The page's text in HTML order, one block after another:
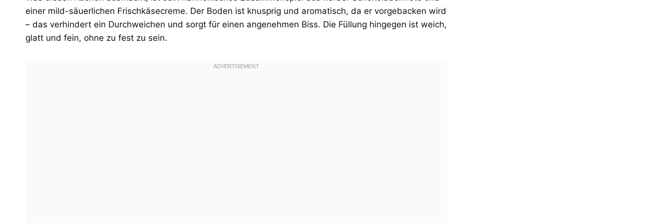
einer mild-säuerlichen Frischkäsecreme. Der Boden ist knusprig und aromatisch, da er vorgebacken wird
– das verhindert ein Durchweichen und sorgt für einen angenehmen Biss. Die Füllung hingegen ist weich,
glatt und fein, ohne zu fest zu sein.